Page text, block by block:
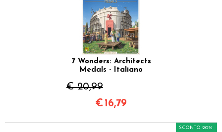
7 Wonders: Architects
Medals - Italiano
€ 20,99
€ 16,79
SCONTO 20%